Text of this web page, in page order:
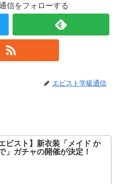
信をフォローする
エビスト学級通信
エビスト】新衣装「メイド か
」ガチャの開催が決定！